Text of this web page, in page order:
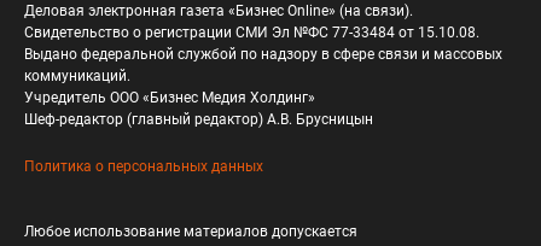
Деловая электронная газета «Бизнес Online» (на связи).
Свидетельство о регистрации СМИ Эл №ФС 77-33484 от 15.10.08.
Выдано федеральной службой по надзору в сфере связи и массовых
коммуникаций.
Учредитель ООО «Бизнес Медия Холдинг»
Шеф-редактор (главный редактор) А.В. Брусницын
Политика о персональных данных
Любое использование материалов допускается